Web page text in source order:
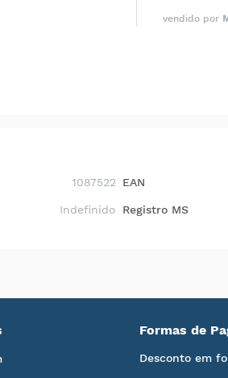
vendido por
1087522 EAN
Indefinido Registro MS
Formas de
Desconto em